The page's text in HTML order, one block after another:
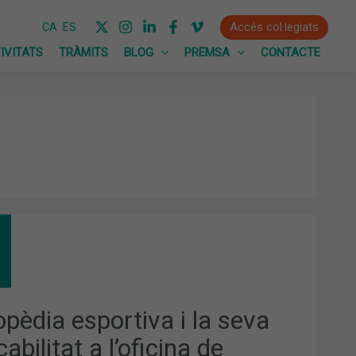
CA ES
Accés col·legiats
TRÀMITS BLOG PREMSA CONTACTE
esportiva i la seva
a l’oficina de